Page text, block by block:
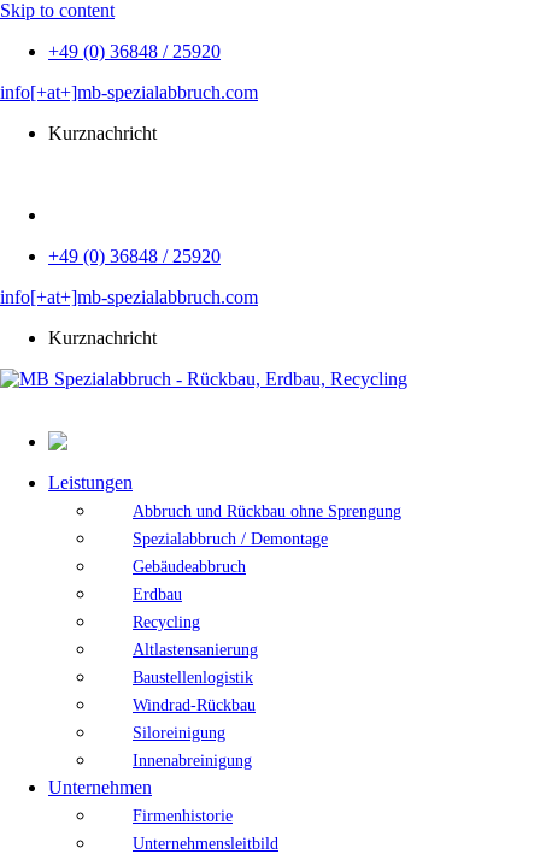
Skip to content
+49 (0) 36848 / 25920
info[+at+]mb-spezialabbruch.com
Kurznachricht
+49 (0) 36848 / 25920
info[+at+]mb-spezialabbruch.com
Kurznachricht
Leistungen
Abbruch und Rückbau ohne Sprengung
Spezialabbruch / Demontage
Gebäudeabbruch
Erdbau
Recycling
Altlastensanierung
Baustellenlogistik
Windrad-Rückbau
Siloreinigung
Innenabreinigung
Unternehmen
Firmenhistorie
Unternehmensleitbild